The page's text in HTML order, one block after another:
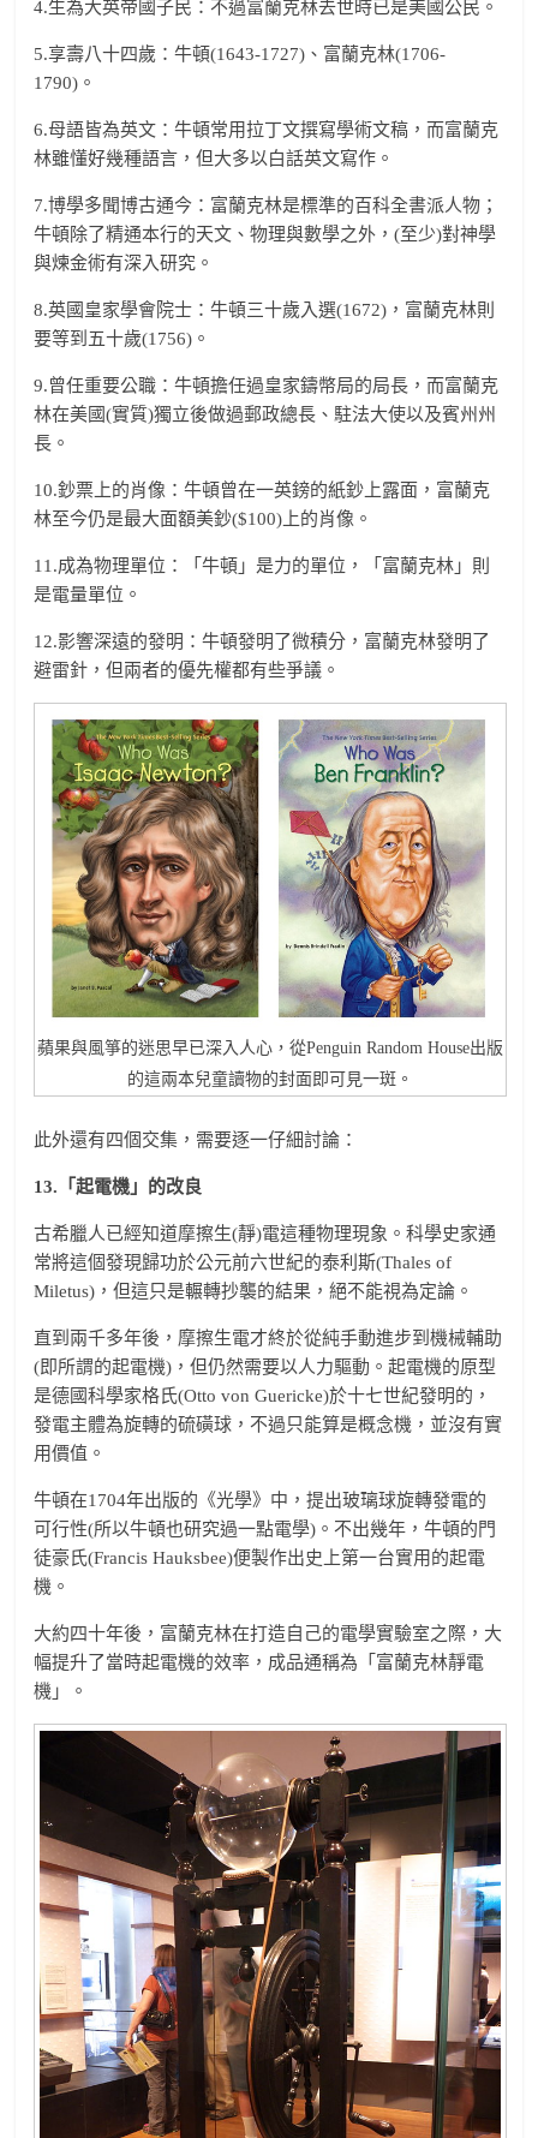
4.生為大英帝國子民：不過富蘭克林去世時已是美國公民。
5.享壽八十四歲：牛頓(1643-1727)、富蘭克林(1706-
1790)。
6.母語皆為英文：牛頓常用拉丁文撰寫學術文稿，而富蘭克
林雖懂好幾種語言，但大多以白話英文寫作。
7.博學多聞博古通今：富蘭克林是標準的百科全書派人物；
牛頓除了精通本行的天文、物理與數學之外，(至少)對神學
與煉金術有深入研究。
8.英國皇家學會院士：牛頓三十歲入選(1672)，富蘭克林則
要等到五十歲(1756)。
9.曾任重要公職：牛頓擔任過皇家鑄幣局的局長，而富蘭克
林在美國(實質)獨立後做過郵政總長、駐法大使以及賓州州
長。
10.鈔票上的肖像：牛頓曾在一英鎊的紙鈔上露面，富蘭克
林至今仍是最大面額美鈔($100)上的肖像。
11.成為物理單位：「牛頓」是力的單位，「富蘭克林」則
是電量單位。
12.影響深遠的發明：牛頓發明了微積分，富蘭克林發明了
避雷針，但兩者的優先權都有些爭議。
蘋果與風箏的迷思早已深入人心，從Penguin Random House出版
的這兩本兒童讀物的封面即可見一斑。
此外還有四個交集，需要逐一仔細討論：
13. 「起電機」的改良
古希臘人已經知道摩擦生(靜)電這種物理現象。科學史家通
常將這個發現歸功於公元前六世紀的泰利斯(Thales of
Miletus)，但這只是輾轉抄襲的結果，絕不能視為定論。
直到兩千多年後，摩擦生電才終於從純手動進步到機械輔助
(即所謂的起電機)，但仍然需要以人力驅動。起電機的原型
是德國科學家格氏(Otto von Guericke)於十七世紀發明的，
發電主體為旋轉的硫磺球，不過只能算是概念機，並沒有實
用價值。
牛頓在1704年出版的《光學》中，提出玻璃球旋轉發電的
可行性(所以牛頓也研究過一點電學)。不出幾年，牛頓的門
徒豪氏(Francis Hauksbee)便製作出史上第一台實用的起電
機。
大約四十年後，富蘭克林在打造自己的電學實驗室之際，大
幅提升了當時起電機的效率，成品通稱為「富蘭克林靜電
機」。